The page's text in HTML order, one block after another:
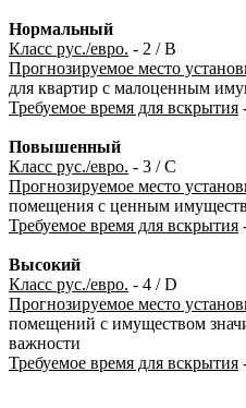
Нормальный
Класс рус./евро. - 2 / B
Прогнозируемое место
для квартир с малоценным
Требуемое время для вскрытия
Повышенный
Класс рус./евро. - 3 / С
Прогнозируемое место
помещения с ценным
Требуемое время для вскрытия
Высокий
Класс рус./евро. - 4 / D
Прогнозируемое место
помещений с имуществом
важности
Требуемое время для вскрытия